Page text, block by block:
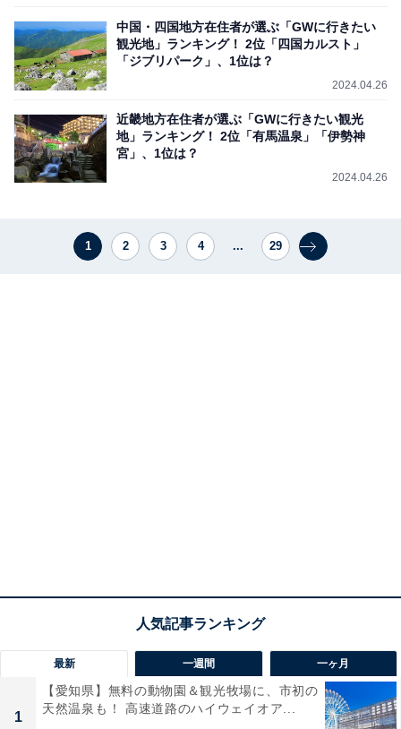
中国・四国地方在住者が選ぶ「GWに行きたい
観光地」ランキング！ 2位「四国カルスト」
「ジブリパーク」、1位は？
2024.04.26
近畿地方在住者が選ぶ「GWに行きたい観光
地」ランキング！ 2位「有馬温泉」「伊勢神
宮」、1位は？
2024.04.26
1 2 3 4 ... 29
最新 一週間 一ヶ月
1
【愛知県】無料の動物園＆観光牧場に、市初の
天然温泉も！ 高速道路のハイウェイオア...